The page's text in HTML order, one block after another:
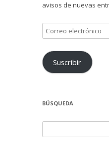
avisos de nuevas
Correo
electrónico
Suscribir
BÚSQUEDA